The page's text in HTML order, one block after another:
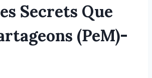
Secrets Que
(PeM)-